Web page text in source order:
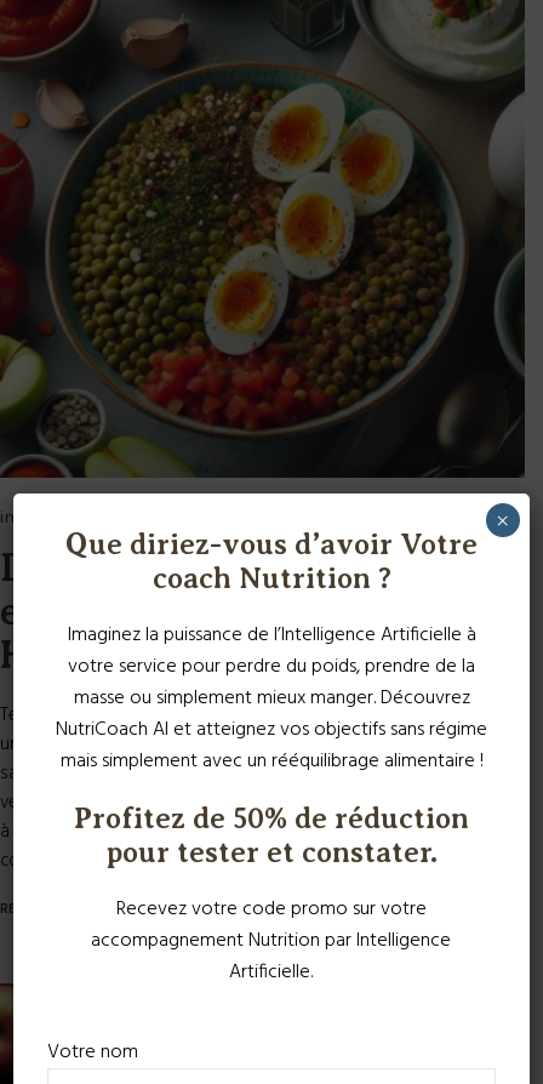
in
Délice de Lentilles aux Œufs
et Tartare d’Ail et Fines
Herbes
Temps de préparation Environ 30 minutes Introduction Ce plat est
une merveilleuse combinaison de protéines, de fibres et de
saveurs. Les lentilles sont une excellente source de protéines
végétales et de fibres, aidant à maintenir une bonne digestion et
à stabiliser la glycémie. Les œufs durs apportent des protéines
complètes et des graisses saines, tandis...
READ MORE
Que diriez-vous d’avoir Votre
coach Nutrition ?
Imaginez la puissance de l’Intelligence Artificielle à
votre service pour perdre du poids, prendre de la
masse ou simplement mieux manger. Découvrez
NutriCoach AI et atteignez vos objectifs sans régime
mais simplement avec un rééquilibrage alimentaire !
Profitez de 50% de réduction
pour tester et constater.
Recevez votre code promo sur votre
accompagnement Nutrition par Intelligence
Artificielle.
Votre nom
×